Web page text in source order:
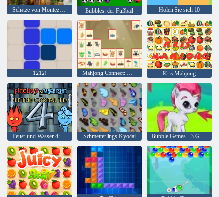
Schätze von Montezuma 2 Bubbles: der Fußball Holen Sie sich 10
1212! Mahjong Connect: Woodventure Kris Mahjong
Feuer und Wasser 4: Kristalltempel Schmetterlings Kyodai Bubble Gemes - 3 Gewinnt